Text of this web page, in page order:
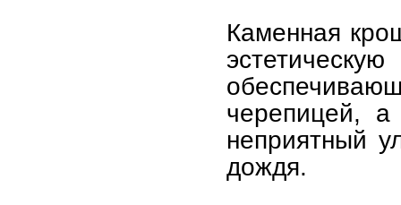
Каменная
черепицей,
неприятный
дождя.